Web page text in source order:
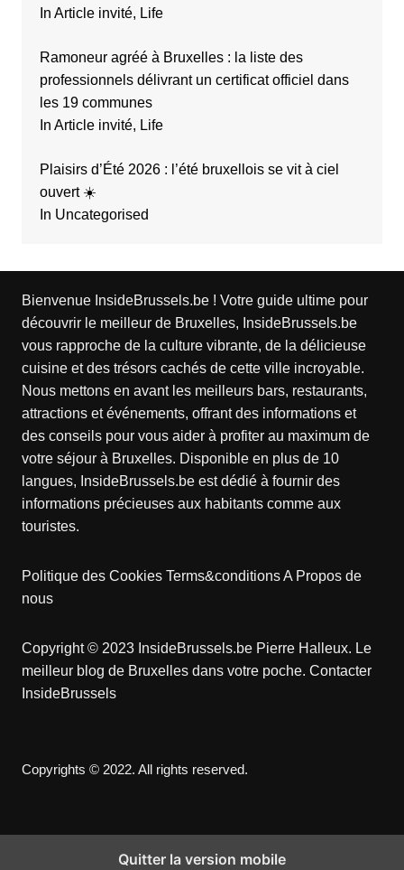
In Article invité, Life
Ramoneur agréé à Bruxelles : la liste des
professionnels délivrant un certificat officiel dans
les 19 communes
In Article invité, Life
Plaisirs d’Été 2026 : l’été bruxellois se vit à ciel
ouvert ☀️
In Uncategorised
Bienvenue InsideBrussels.be ! Votre guide ultime pour
découvrir le meilleur de Bruxelles, InsideBrussels.be
vous rapproche de la culture vibrante, de la délicieuse
cuisine et des trésors cachés de cette ville incroyable.
Nous mettons en avant les meilleurs bars, restaurants,
attractions et événements, offrant des informations et
des conseils pour vous aider à profiter au maximum de
votre séjour à Bruxelles. Disponible en plus de 10
langues, InsideBrussels.be est dédié à fournir des
informations précieuses aux habitants comme aux
touristes.
Politique des Cookies Terms&conditionsA Propos de
nous
Copyright © 2023 InsideBrussels.be Pierre Halleux. Le
meilleur blog de Bruxelles dans votre poche. Contacter
InsideBrussels
Copyrights © 2022. All rights reserved.
Quitter la version mobile